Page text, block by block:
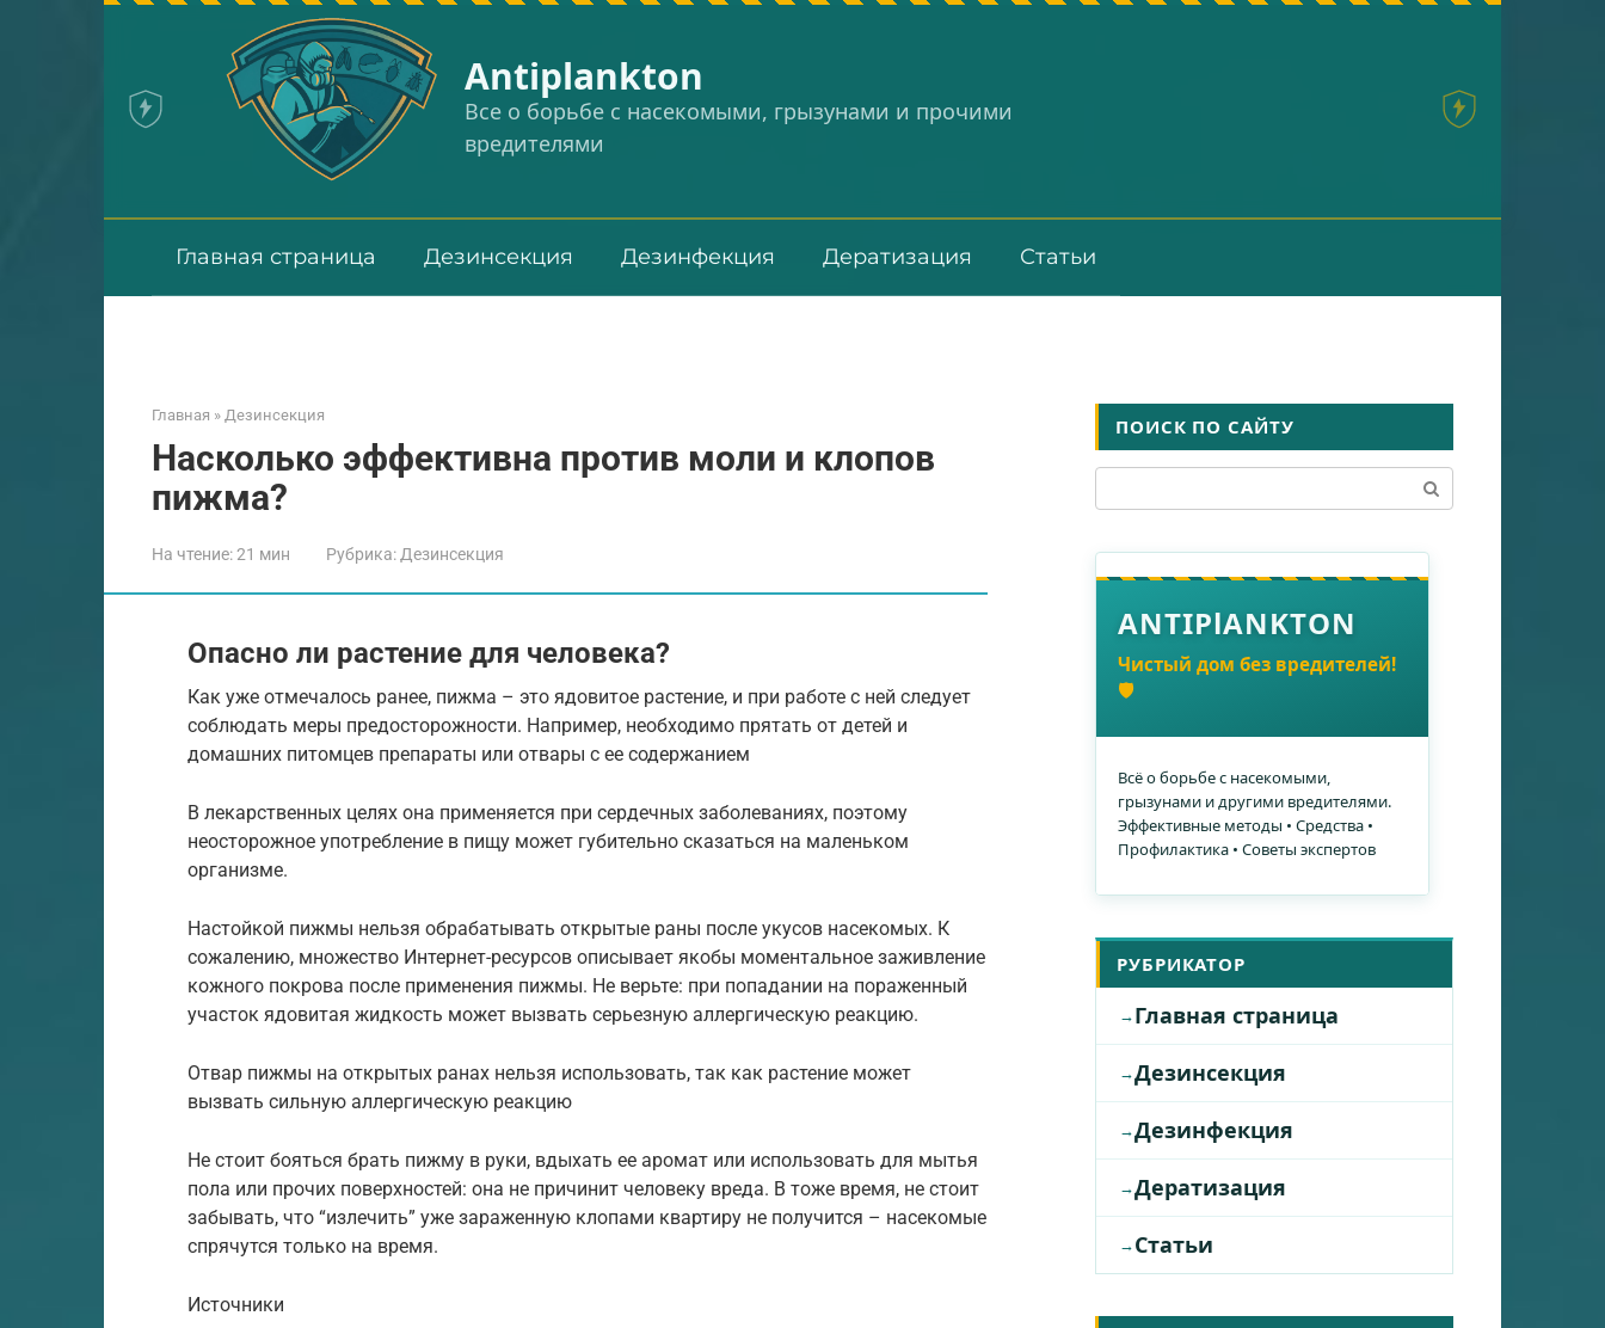
Аntiplankton
Все о борьбе с насекомыми, грызунами и прочими
вредителями
Главная страница Дезинсекция Дезинфекция Дератизация Статьи
Главная » Дезинсекция
Насколько эффективна против моли и клопов
пижма?
На чтение:21 мин Рубрика: Дезинсекция
Опасно ли растение для человека?
Как уже отмечалось ранее, пижма – это ядовитое растение, и при работе с ней следует
соблюдать меры предосторожности. Например, необходимо прятать от детей и
домашних питомцев препараты или отвары с ее содержанием
В лекарственных целях она применяется при сердечных заболеваниях, поэтому
неосторожное употребление в пищу может губительно сказаться на маленьком
организме.
Настойкой пижмы нельзя обрабатывать открытые раны после укусов насекомых. К
сожалению, множество Интернет-ресурсов описывает якобы моментальное заживление
кожного покрова после применения пижмы. Не верьте: при попадании на пораженный
участок ядовитая жидкость может вызвать серьезную аллергическую реакцию.
Отвар пижмы на открытых ранах нельзя использовать, так как растение может
вызвать сильную аллергическую реакцию
Не стоит бояться брать пижму в руки, вдыхать ее аромат или использовать для мытья
пола или прочих поверхностей: она не причинит человеку вреда. В тоже время, не стоит
забывать, что “излечить” уже зараженную клопами квартиру не получится – насекомые
спрячутся только на время.
Источники
ПОИСК ПО САЙТУ
ANTIPlANKTON
Чистый дом без вредителей!
🛡️
Всё о борьбе с насекомыми,
грызунами и другими вредителями.
Эффективные методы • Средства •
Профилактика • Советы экспертов
РУБРИКАТОР
Главная страница
Дезинсекция
Дезинфекция
Дератизация
Статьи